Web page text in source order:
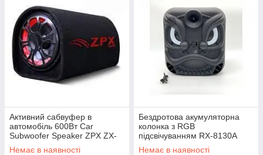
Активний сабвуфер в
автомобіль 600Вт Car
Subwoofer Speaker ZPX ZX-
6SUB
Немає в наявності
Бездротова акумуляторна
колонка з RGB
підсвічуванням RX-8130A
Немає в наявності